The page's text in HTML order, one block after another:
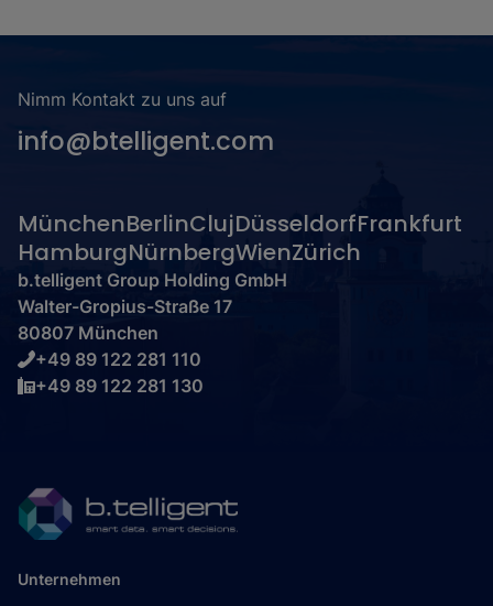
Nimm Kontakt zu uns auf
info@btelligent.com
MünchenBerlinClujDüsseldorfFrankfurt
HamburgNürnbergWienZürich
b.telligent Group Holding GmbH
Walter-Gropius-Straße 17
80807 München
+49 89 122 281 110
+49 89 122 281 130
Unternehmen